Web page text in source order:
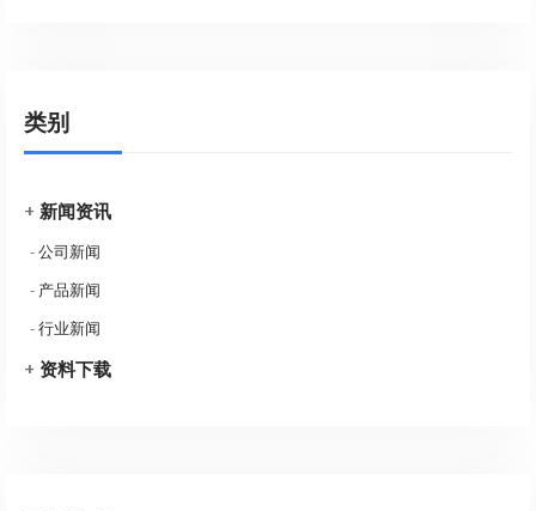
类别
+ 新闻资讯
-公司新闻
- 产品新闻
-行业新闻
+ 资料下载